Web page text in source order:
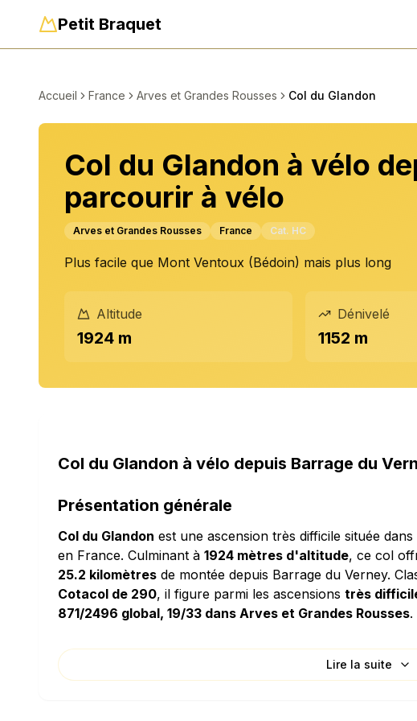
Petit Braquet
Accueil France Arves et Grandes Rousses Col du Glandon
Col du Glandon à vélo
parcourir à vélo
Arves et Grandes Rousses France Cat. HC
Plus facile que Mont Ventoux (Bédoin) mais plus long
Altitude
1924 m
Dénivelé
1152 m
Col du Glandon à vélo depuis Barrage du
Présentation générale
Col du Glandon est une ascension très difficile située
en France. Culminant à 1924 mètres d'altitude, ce col
25.2 kilomètres de montée depuis Barrage du Verney.
Cotacol de 290, il figure parmi les ascensions très
871/2496 global, 19/33 dans Arves et Grandes Rousses.
Caractéristiques techniques
L'ascension de Col du Glandon se distingue par sapente
Lire la suite